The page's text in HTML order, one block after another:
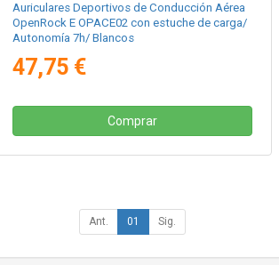
Auriculares Deportivos de Conducción Aérea
OpenRock E OPACE02 con estuche de carga/
Autonomía 7h/ Blancos
47,75 €
Comprar
Ant. 01 Sig.